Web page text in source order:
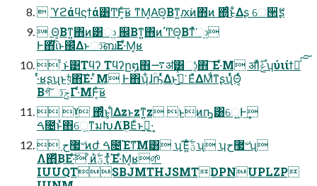
 ϓϩάϥϛϯά͸Ͳ͏Ͱ͔ͨ͠ʁ ͳΜ͔Α͘Θ͔Βͳ͍ԕ͘ͷ΋ͷ ΍ͬͨ͜ͱ͋Δʂ େ੒ޭʂ
 Θ͔Βͳ͍΋ͷ͸ා͍ ஌Βͳ͍΋ͷ΄ͲΘ͔Βͳͯ͘ා͍
Ͱ΋ͪΐͬͱ஌ͬͯΔͱා͞ബΕ·ͤΜ͔ʁ
 ͨͱ͑͹Τϥʔ Τϥʔը໘΋࠷ॳ͸ා͔͔ͬͨ΋ ͠Ε·ͤΜ ॳΊͯݟͨ࣌ʮύιίϯյͯ͠͠
·ͬͨʁʂʯͱয͔ͬͨ΋͠Ε· ͤΜ Ͱ΋ʮ͋ɺؒҧͬͯΔͱ͜ڭ͑ͯ ͘ΕͯΔΜͩͳʂʯͬͯΘ͔ͬͨ
Βগ͠ා͞ݮΓ·ͤΜͰ͔ͨ͠ʁ
 ˠ ΍ͬͨ͜ͱ͕l͋Δzͱzͳ͍z ͱͷҧ͍͸େ͖͍Ͱ͢
ࠓ೔ͱͯ΋େ͖ͳมԽΛܴ͑ΒΕͨͱࢥ͍·͢
 ޷ح৺ͷժ ࠓ೔Έͳ͞Μ͸ ʮָ͠Έ͍ͨؾ࣋ͪʯ ʮ޷ح৺ʯ
Λ΋ͬͯ͜ΒΕ·ͨ͠ ͦͷؾ࣋ͪҭͯͯΈ·ͤΜ͔ʁ🌱
IUUQTSBJMTHJSMTDPNUPLZP